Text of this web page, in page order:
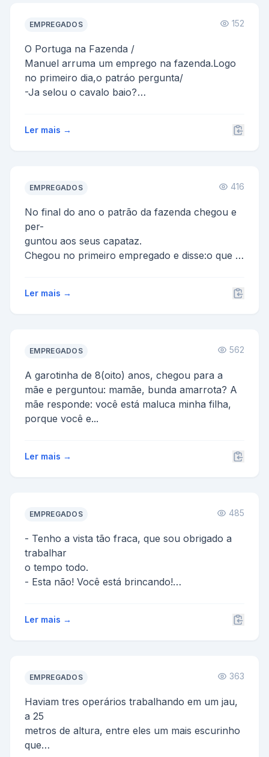
EMPREGADOS 152
O Portuga na Fazenda /
Manuel arruma um emprego na fazenda.Logo
no primeiro dia,o patráo pergunta/
-Ja selou o cavalo baio?
Ler mais →
EMPREGADOS 416
No final do ano o patrão da fazenda chegou e
per-
guntou aos seus capataz.
Chegou no primeiro empregado e disse:o que o
Ler mais →
EMPREGADOS 562
A garotinha de 8(oito) anos, chegou para a
mãe e perguntou: mamãe, bunda amarrota? A
mãe responde: você está maluca minha filha,
porque você e...
Ler mais →
EMPREGADOS 485
- Tenho a vista tão fraca, que sou obrigado a
trabalhar
o tempo todo.
- Esta não! Você está brincando!
Ler mais →
EMPREGADOS 363
Haviam tres operários trabalhando em um jau,
a 25
metros de altura, entre eles um mais escurinho
que